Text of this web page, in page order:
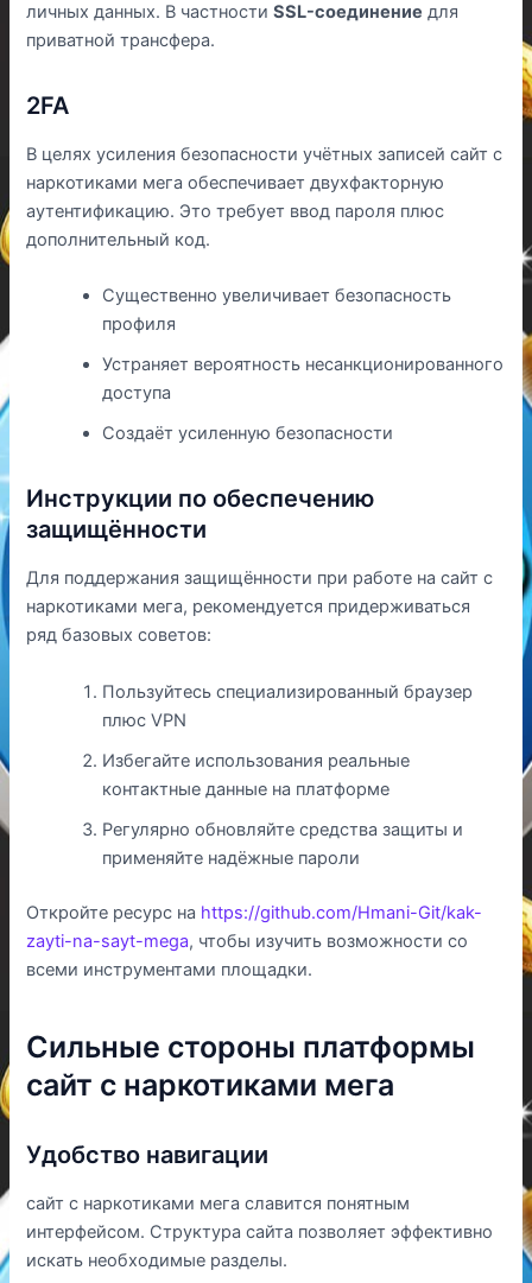
личных данных. В частностиSSL-соединение для
приватной трансфера.
2FA
В целях усиления безопасности учётных записей сайт с
наркотиками мега обеспечивает двухфакторную
аутентификацию. Это требует ввод пароля плюс
дополнительный код.
Существенно увеличивает безопасность
профиля
Устраняет вероятность несанкционированного
доступа
Создаёт усиленную безопасности
Инструкции по обеспечению
защищённости
Для поддержания защищённости при работе на сайт с
наркотиками мега, рекомендуется придерживаться
ряд базовых советов:
Пользуйтесь специализированный браузер
плюс VPN
Избегайте использования реальные
контактные данные на платформе
Регулярно обновляйте средства защиты и
применяйте надёжные пароли
Откройте ресурс на https://github.com/Hmani-Git/kak-
zayti-na-sayt-mega, чтобы изучить возможности со
всеми инструментами площадки.
Сильные стороны платформы
сайт с наркотиками мега
Удобство навигации
сайт с наркотиками мега славится понятным
интерфейсом. Структура сайта позволяет эффективно
искать необходимые разделы.